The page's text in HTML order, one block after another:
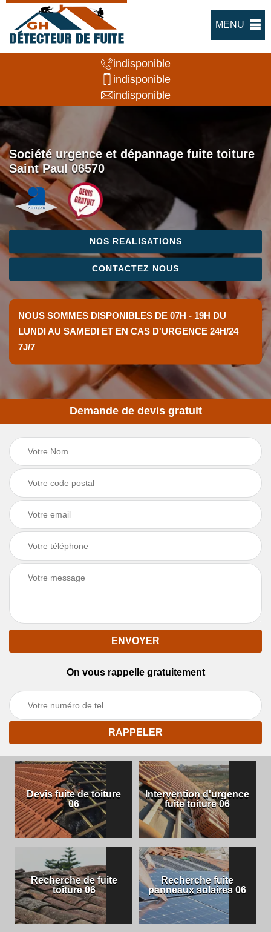
MENU
indisponible
indisponible
indisponible
Société urgence et dépannage fuite toiture
Saint Paul 06570
NOS REALISATIONS
CONTACTEZ NOUS
NOUS SOMMES DISPONIBLES DE 07H - 19H DU
LUNDI AU SAMEDI ET EN CAS D'URGENCE 24H/24
7J/7
Demande de devis gratuit
On vous rappelle gratuitement
Devis fuite de toiture
06
Intervention d'urgence
fuite toiture 06
Recherche de fuite
toiture 06
Recherche fuite
panneaux solaires 06